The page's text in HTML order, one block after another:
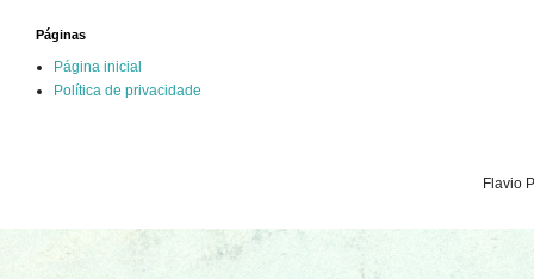
Páginas
Página inicial
Política de privacidade
Flavio